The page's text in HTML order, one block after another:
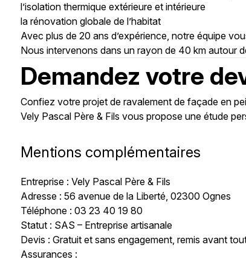
l’isolation thermique extérieure et intérieure
la rénovation globale de l’habitat
Avec plus de 20 ans d’expérience, notre équipe
Nous intervenons dans un rayon de 40 km autour
Demandez votre
Confiez votre projet de ravalement de façade en
Vely Pascal Père & Fils vous propose une étude
Mentions complémentaires
Entreprise : Vely Pascal Père & Fils
Adresse : 56 avenue de la Liberté, 02300 Ognes
Téléphone : 03 23 40 19 80
Statut : SAS – Entreprise artisanale
Devis : Gratuit et sans engagement, remis avant
Assurances :